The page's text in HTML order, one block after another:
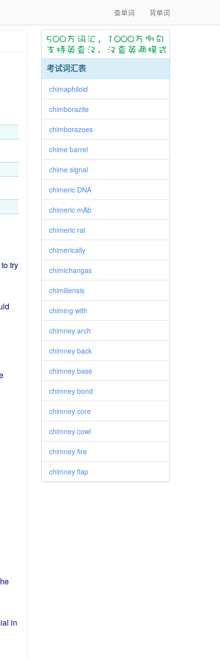
查单词 背单词
totry
in
考试词汇表
chimaphiloid
chimborazite
chimborazoes
chime barrel
chime signal
chimeric DNA
chimeric mAb
chimeric rat
chimerically
chimichangas
chimiliensis
chiming with
chimney arch
chimney back
chimney base
chimney bond
chimney core
chimney cowl
chimney fire
chimney flap